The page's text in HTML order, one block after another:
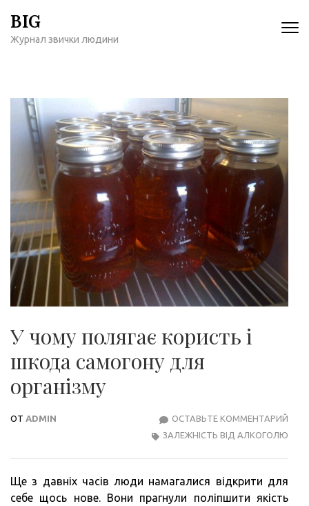
содержимому
BIG
Журнал звички людини
У чому полягає користь і
шкода самогону для
організму
ОТ ADMIN ОСТАВЬТЕ КОММЕНТАРИЙ
ЗАЛЕЖНІСТЬ ВІД АЛКОГОЛЮ
Ще з давніх часів люди намагалися відкрити для
себе щось нове. Вони прагнули поліпшити якість